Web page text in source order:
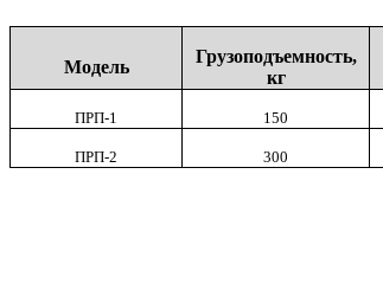
Модель
Грузоподъемность,
кг
ПРП-1 150
ПРП-2 300